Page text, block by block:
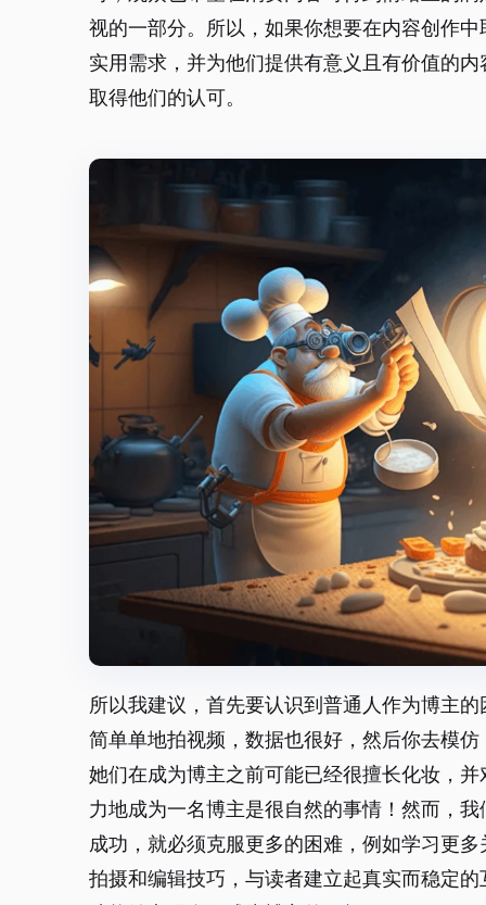
视的一部分。所以，如果你想要在内容创作
实用需求，并为他们提供有意义且有价值的
取得他们的认可。
所以我建议，首先要认识到普通人作为博主
简单单地拍视频，数据也很好，然后你去模
她们在成为博主之前可能已经很擅长化妆，
力地成为一名博主是很自然的事情！然而，
成功，就必须克服更多的困难，例如学习更
拍摄和编辑技巧，与读者建立起真实而稳定